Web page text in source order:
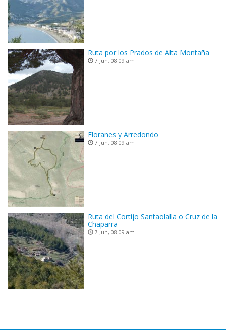
Ruta por los Prados de Alta Montaña
7 Jun, 08:09 am
Floranes y Arredondo
7 Jun, 08:09 am
Ruta del Cortijo Santaolalla o Cruz de la
Chaparra
7 Jun, 08:09 am